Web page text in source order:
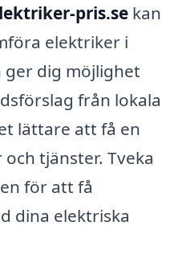
pris.se kan
elektriker i
ger dig möjlighet
från lokala
lättare att få en
tjänster. Tveka
för att få
dina elektriska